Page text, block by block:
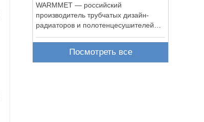
WARMMET — российский
производитель трубчатых дизайн-
радиаторов и полотенцесушителей
Посмотреть все